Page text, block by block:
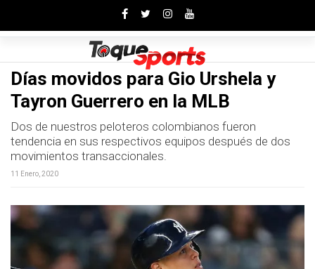
Días movidos para Gio Urshela y
Tayron Guerrero en la MLB
Dos de nuestros peloteros colombianos fueron
tendencia en sus respectivos equipos después de dos
movimientos transaccionales.
11 Enero, 2020